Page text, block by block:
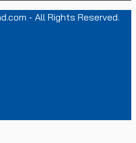
- All Rights Reserved.